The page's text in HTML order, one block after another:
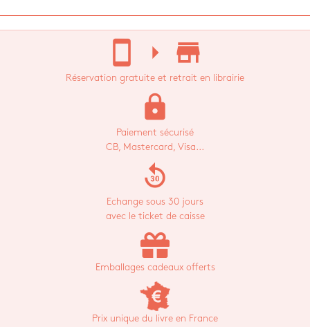
stay_current_portrait arrow_right store_mall_directory
Réservation gratuite et retrait en librairie
lock
Paiement sécurisé
CB, Mastercard, Visa...
replay_30
Echange sous 30 jours
avec le ticket de caisse
Emballages cadeaux offerts
Prix unique du livre en France